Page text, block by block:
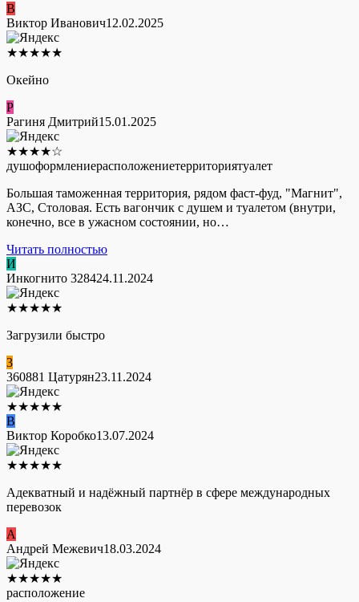
В
Виктор Иванович12.02.2025
★★★★★
Окейно
Р
Рагиня Дмитрий15.01.2025
★★★★☆
душоформлениерасположениетерриториятуалет
Большая таможенная территория, рядом фаст-фуд, "Магнит",
АЗС, Столовая. Есть вагончик с душем и туалетом (внутри,
конечно, все в ужасном состоянии, но…
Читать полностью
И
Инкогнито 328424.11.2024
★★★★★
Загрузили быстро
3
360881 Цатурян23.11.2024
★★★★★
В
Виктор Коробко13.07.2024
★★★★★
Адекватный и надёжный партнёр в сфере международных
перевозок
А
Андрей Межевич18.03.2024
★★★★★
расположение